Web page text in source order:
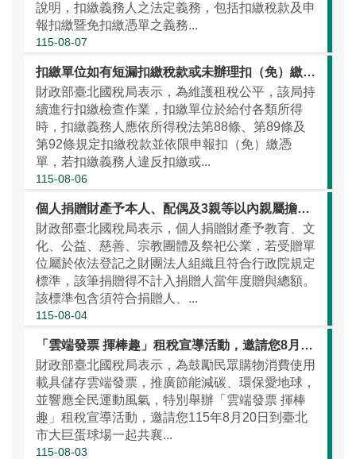
說明，扣繳義務人之法定義務，包括扣繳稅款及申
報扣繳暨免扣繳憑單之義務...
115-08-07
扣繳單位如有短漏扣繳稅款或未辦理扣（免）繳憑單申報情事，請儘速向國庫繳清稅款並向扣繳單位所在地國稅局辦理補申報
財政部臺北國稅局表示，為維護租稅公平，該局持
續進行扣繳檢查作業，扣繳單位於給付各類所得
時，扣繳義務人應依所得稅法第88條、第89條及
第92條規定扣繳稅款並依限申報扣（免）繳憑
單，若扣繳義務人違反扣繳或...
115-08-06
個人捐贈財產予本人、配偶及3親等以內親屬擔任董監事之財團法人，應留意不計入贈與總額之規定
財政部臺北國稅局表示，個人捐贈財產予教育、文
化、公益、慈善、宗教團體及祭祀公業，若受贈單
位屬於依法登記之財團法人組織且符合行政院規定
標準，該筆捐贈得不計入捐贈人當年度贈與總額。
該標準包含須符合捐贈人、...
115-08-04
「雲端發票 揮棒趣」租稅宣導活動，邀請您8月20日一起看棒球做公益
財政部臺北國稅局表示，為鼓勵民眾購物消費使用
載具儲存雲端發票，推廣節能減碳、環保愛地球，
並響應全民運動風氣，特別舉辦「雲端發票 揮棒
趣」租稅宣導活動，邀請您115年8月20日到臺北
市大巨蛋球場一起共襄...
115-08-03